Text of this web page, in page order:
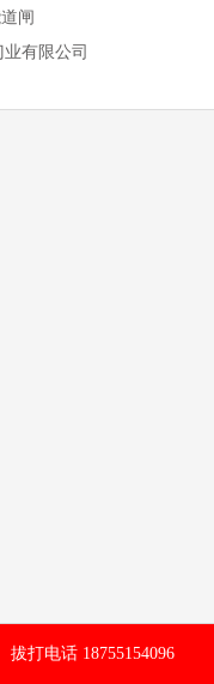
闸
有限公司
拔打电话 18755154096